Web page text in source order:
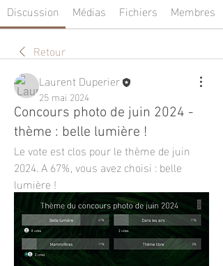
Discussion Médias Fichiers
Membres
Retour
Laurent Duperier
25 mai 2024
Concours photo de juin 2024 -
thème : belle lumière !
Le vote est clos pour le thème de juin
2024. A 67%, vous avez choisi : belle
lumière !